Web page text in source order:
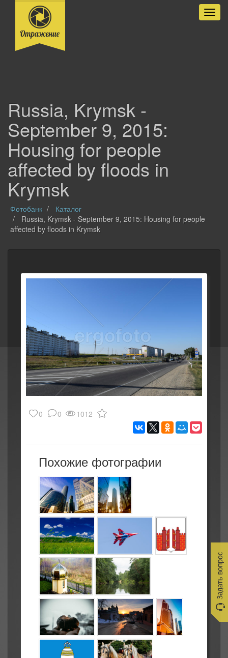
Russia, Krymsk -
September 9, 2015:
Housing for people
affected by floods in
Krymsk
Фотобанк
Каталог
Russia, Krymsk - September 9, 2015: Housing for people
affected by floods in Krymsk
0 0 1012
Похожие фотографии